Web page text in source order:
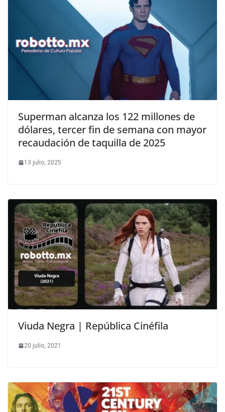
Superman alcanza los 122 millones de
dólares, tercer fin de semana con mayor
recaudación de taquilla de 2025
13 julio, 2025
Viuda Negra | República Cinéfila
20 julio, 2021